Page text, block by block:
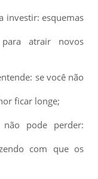
investir: esquemas
atrair novos
se você não
ficar longe;
pode perder:
com que os